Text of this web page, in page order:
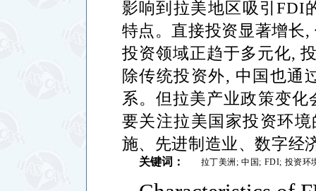
影响到拉美地区吸引FDI
特点。直接投资显著增长,
投资领域正趋于多元化,
除传统投资外, 中国也通
系。但拉美产业政策变
要关注拉美国家投资环
施、先进制造业、数字经
关键词： 拉丁美洲 ; 中国 ; FDI; 投资环